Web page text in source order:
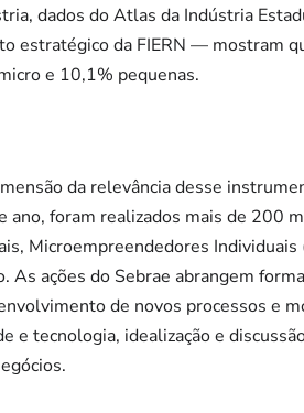
dados do Atlas da Indústria
estratégico da FIERN — mostram
e 10,1% pequenas.
da relevância desse
ano, foram realizados mais de 200
Microempreendedores
As ações do Sebrae abrangem
de novos processos e
e tecnologia, idealização e